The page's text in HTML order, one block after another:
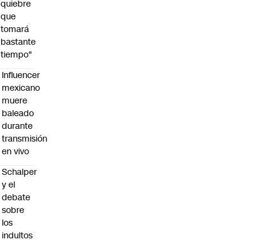
quiebre
que
tomará
bastante
tiempo"
Influencer
mexicano
muere
baleado
durante
transmisión
en vivo
Schalper
y el
debate
sobre
los
indultos